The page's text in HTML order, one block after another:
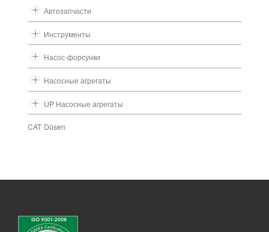
Автозапчасти
Инструменты
Насос-форсунки
Насосные агрегаты
UP Насосные агрегаты
CAT Düsen